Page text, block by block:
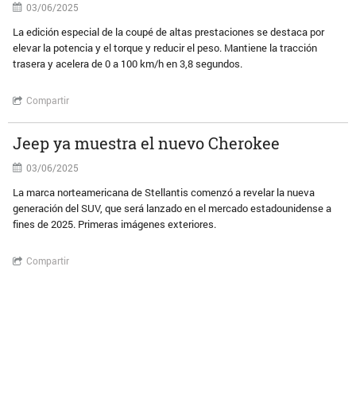
03/06/2025
La edición especial de la coupé de altas prestaciones se destaca por
elevar la potencia y el torque y reducir el peso. Mantiene la tracción
trasera y acelera de 0 a 100 km/h en 3,8 segundos.
Compartir
Jeep ya muestra el nuevo Cherokee
03/06/2025
La marca norteamericana de Stellantis comenzó a revelar la nueva
generación del SUV, que será lanzado en el mercado estadounidense a
fines de 2025. Primeras imágenes exteriores.
Compartir